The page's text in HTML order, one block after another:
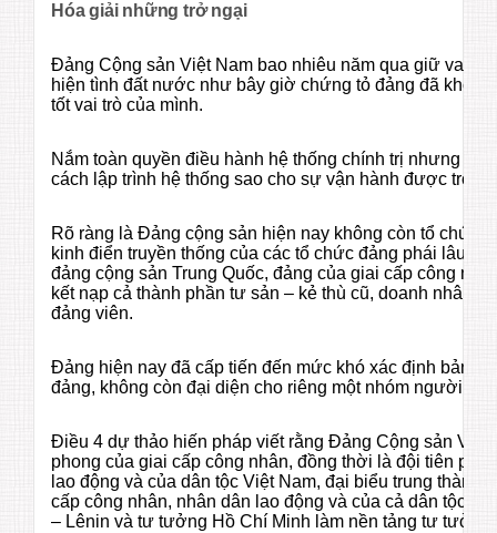
Hóa giải những trở ngại
Đảng Cộng sản Việt Nam bao nhiêu năm qua giữ vai
hiện tình đất nước như bây giờ chứng tỏ đảng đã không
tốt vai trò của mình.
Nắm toàn quyền điều hành hệ thống chính trị nhưng
cách lập trình hệ thống sao cho sự vận hành được trơn
Rõ ràng là Đảng cộng sản hiện nay không còn tổ chức
kinh điển truyền thống của các tổ chức đảng phái lâu
đảng cộng sản Trung Quốc, đảng của giai cấp công
kết nạp cả thành phần tư sản – kẻ thù cũ, doanh nhân
đảng viên.
Đảng hiện nay đã cấp tiến đến mức khó xác định bản
đảng, không còn đại diện cho riêng một nhóm người,
Điều 4 dự thảo hiến pháp viết rằng Đảng Cộng sản Việt
phong của giai cấp công nhân, đồng thời là đội tiên
lao động và của dân tộc Việt Nam, đại biểu trung thành
cấp công nhân, nhân dân lao động và của cả dân tộc,
– Lênin và tư tưởng Hồ Chí Minh làm nền tảng tư